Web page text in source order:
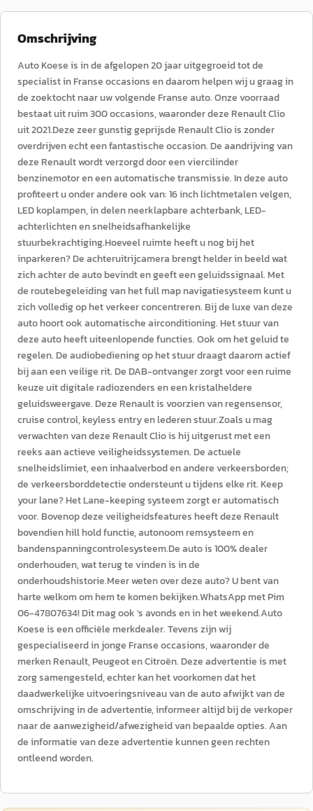
Omschrijving
Auto Koese is in de afgelopen 20 jaar uitgegroeid tot de
specialist in Franse occasions en daarom helpen wij u graag in
de zoektocht naar uw volgende Franse auto. Onze voorraad
bestaat uit ruim 300 occasions, waaronder deze Renault Clio
uit 2021.Deze zeer gunstig geprijsde Renault Clio is zonder
overdrijven echt een fantastische occasion. De aandrijving van
deze Renault wordt verzorgd door een viercilinder
benzinemotor en een automatische transmissie. In deze auto
profiteert u onder andere ook van: 16 inch lichtmetalen velgen,
LED koplampen, in delen neerklapbare achterbank, LED-
achterlichten en snelheidsafhankelijke
stuurbekrachtiging.Hoeveel ruimte heeft u nog bij het
inparkeren? De achteruitrijcamera brengt helder in beeld wat
zich achter de auto bevindt en geeft een geluidssignaal. Met
de routebegeleiding van het full map navigatiesysteem kunt u
zich volledig op het verkeer concentreren. Bij de luxe van deze
auto hoort ook automatische airconditioning. Het stuur van
deze auto heeft uiteenlopende functies. Ook om het geluid te
regelen. De audiobediening op het stuur draagt daarom actief
bij aan een veilige rit. De DAB-ontvanger zorgt voor een ruime
keuze uit digitale radiozenders en een kristalheldere
geluidsweergave. Deze Renault is voorzien van regensensor,
cruise control, keyless entry en lederen stuur.Zoals u mag
verwachten van deze Renault Clio is hij uitgerust met een
reeks aan actieve veiligheidssystemen. De actuele
snelheidslimiet, een inhaalverbod en andere verkeersborden;
de verkeersborddetectie ondersteunt u tijdens elke rit. Keep
your lane? Het Lane-keeping systeem zorgt er automatisch
voor. Bovenop deze veiligheidsfeatures heeft deze Renault
bovendien hill hold functie, autonoom remsysteem en
bandenspanningcontrolesysteem.De auto is 100% dealer
onderhouden, wat terug te vinden is in de
onderhoudshistorie.Meer weten over deze auto? U bent van
harte welkom om hem te komen bekijken.WhatsApp met Pim
06-47807634! Dit mag ook 's avonds en in het weekend.Auto
Koese is een officiële merkdealer. Tevens zijn wij
gespecialiseerd in jonge Franse occasions, waaronder de
merken Renault, Peugeot en Citroën. Deze advertentie is met
zorg samengesteld, echter kan het voorkomen dat het
daadwerkelijke uitvoeringsniveau van de auto afwijkt van de
omschrijving in de advertentie, informeer altijd bij de verkoper
naar de aanwezigheid/afwezigheid van bepaalde opties. Aan
de informatie van deze advertentie kunnen geen rechten
ontleend worden.